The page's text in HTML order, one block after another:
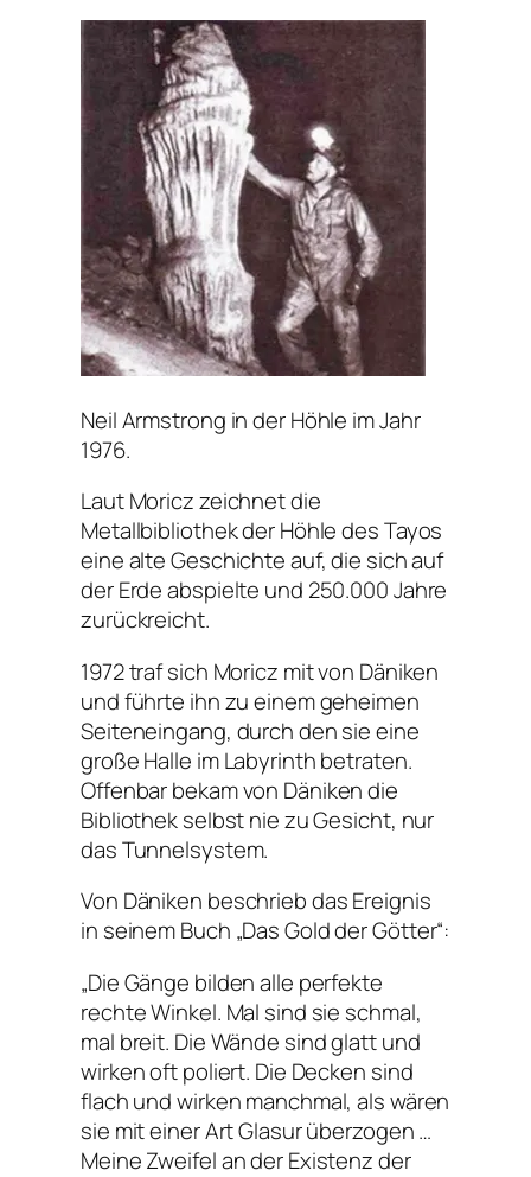
Neil Armstrong in der Höhle im Jahr
1976.
Laut Moricz zeichnet die
Metallbibliothek der Höhle des Tayos
eine alte Geschichte auf, die sich auf
der Erde abspielte und 250.000 Jahre
zurückreicht.
1972 traf sich Moricz mit von Däniken
und führte ihn zu einem geheimen
Seiteneingang, durch den sie eine
große Halle im Labyrinth betraten.
Offenbar bekam von Däniken die
Bibliothek selbst nie zu Gesicht, nur
das Tunnelsystem.
Von Däniken beschrieb das Ereignis
in seinem Buch „Das Gold der Götter“:
„Die Gänge bilden alle perfekte
rechte Winkel. Mal sind sie schmal,
mal breit. Die Wände sind glatt und
wirken oft poliert. Die Decken sind
flach und wirken manchmal, als wären
sie mit einer Art Glasur überzogen …
Meine Zweifel an der Existenz der